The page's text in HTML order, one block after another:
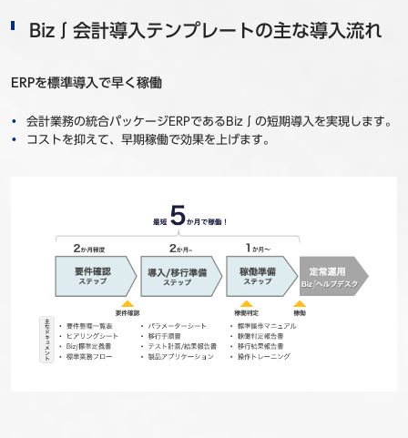
Biz∫会計導入テンプレートの主な導入流れ
ERPを標準導入で早く稼働
会計業務の統合パッケージERPであるBiz∫の短期導入を実現します。
コストを抑えて、早期稼働で効果を上げます。